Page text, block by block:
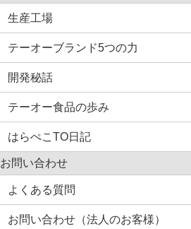
生産工場
テーオーブランド5つの力
開発秘話
テーオー食品の歩み
はらぺこTO日記
お問い合わせ
よくある質問
お問い合わせ（法人のお客様）